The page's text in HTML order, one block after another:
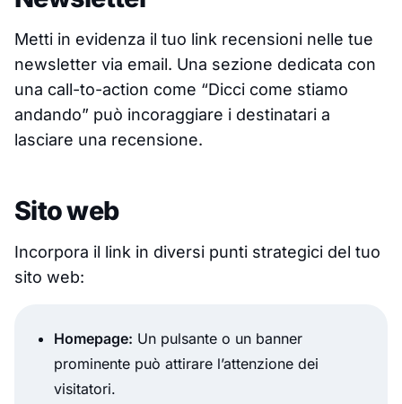
Metti in evidenza il tuo link recensioni nelle tue
newsletter via email. Una sezione dedicata con
una call-to-action come “Dicci come stiamo
andando” può incoraggiare i destinatari a
lasciare una recensione.
Sito web
Incorpora il link in diversi punti strategici del tuo
sito web:
Homepage: Un pulsante o un banner
prominente può attirare l’attenzione dei
visitatori.